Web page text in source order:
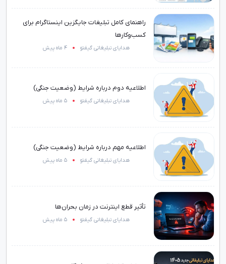
راهنمای کامل تبلیغات جایگزین اینستاگرام برای
کسب‌وکارها
هدایای تبلیغاتی گیفتو 4 ماه پیش
اطلاعیه دوم درباره شرایط (وضعیت جنگی)
هدایای تبلیغاتی گیفتو 5 ماه پیش
اطلاعیه مهم درباره شرایط (وضعیت جنگی)
هدایای تبلیغاتی گیفتو 5 ماه پیش
تأثیر قطع اینترنت در زمان بحران‌ها
هدایای تبلیغاتی گیفتو 5 ماه پیش